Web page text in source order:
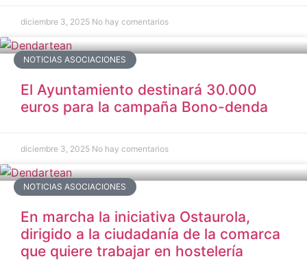
diciembre 3, 2025 No hay comentarios
NOTICIAS ASOCIACIONES
El Ayuntamiento destinará 30.000
euros para la campaña Bono-denda
diciembre 3, 2025 No hay comentarios
NOTICIAS ASOCIACIONES
En marcha la iniciativa Ostaurola,
dirigido a la ciudadanía de la comarca
que quiere trabajar en hostelería